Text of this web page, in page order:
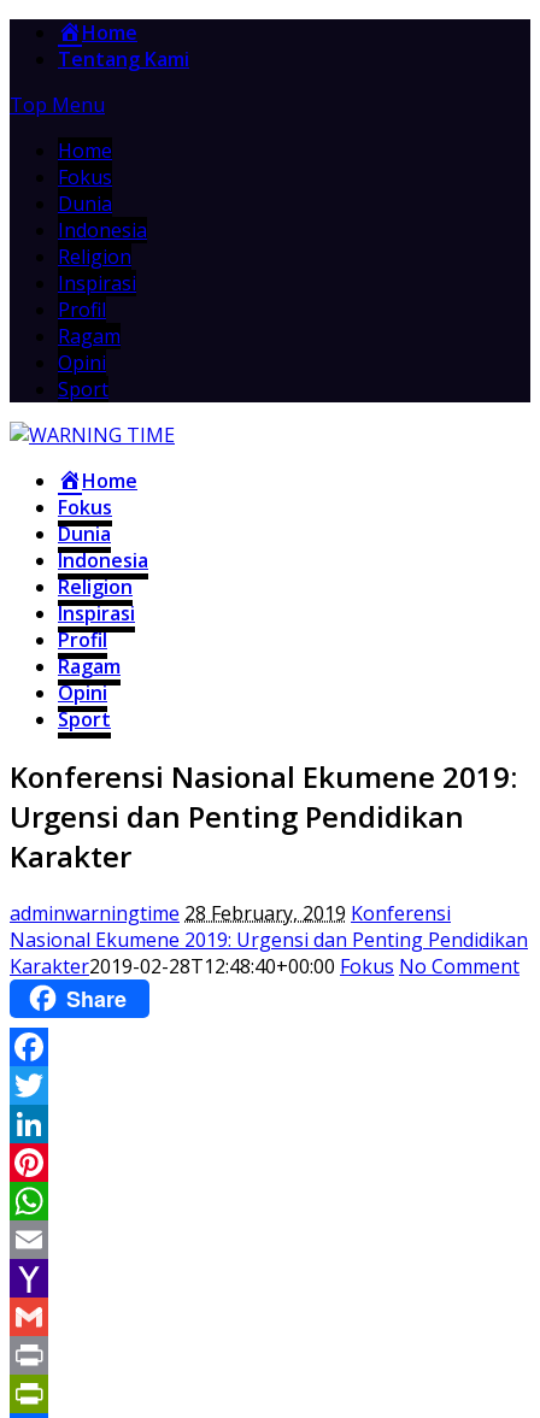
Home
Tentang Kami
Top Menu
Home
Fokus
Dunia
Indonesia
Religion
Inspirasi
Profil
Ragam
Opini
Sport
Home
Fokus
Dunia
Indonesia
Religion
Inspirasi
Profil
Ragam
Opini
Sport
Konferensi Nasional Ekumene 2019:
Urgensi dan Penting Pendidikan
Karakter
adminwarningtime 28 February, 2019 Konferensi
Nasional Ekumene 2019: Urgensi dan Penting Pendidikan
Karakter2019-02-28T12:48:40+00:00 Fokus No Comment
Share
Facebook
Twitter
LinkedIn
Pinterest
WhatsApp
Email
Yahoo
Mail
Gmail
Print